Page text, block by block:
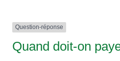
Question-réponse
Quand doit-on